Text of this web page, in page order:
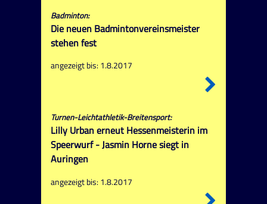
Badminton:
Die neuen Badmintonvereinsmeister
stehen fest
angezeigt bis: 1.8.2017
Turnen-Leichtathletik-Breitensport:
Lilly Urban erneut Hessenmeisterin im
Speerwurf - Jasmin Horne siegt in
Auringen
angezeigt bis: 1.8.2017